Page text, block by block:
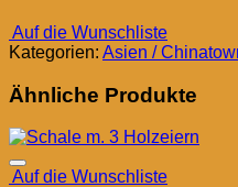
Auf die Wunschliste
Kategorien: Asien /
Ähnliche Produkte
Auf die Wunschliste